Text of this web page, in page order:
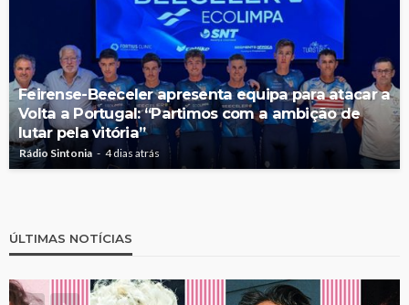
Feirense-Beeceler apresenta equipa para atacar a
Volta a Portugal: “Partimos com a ambição de
lutar pela vitória”
Rádio Sintonia 4 dias atrás
ÚLTIMAS NOTÍCIAS